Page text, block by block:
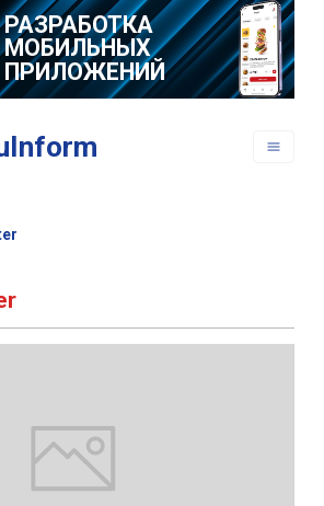
РАЗРАБОТКА
МОБИЛЬНЫХ
ПРИЛОЖЕНИЙ